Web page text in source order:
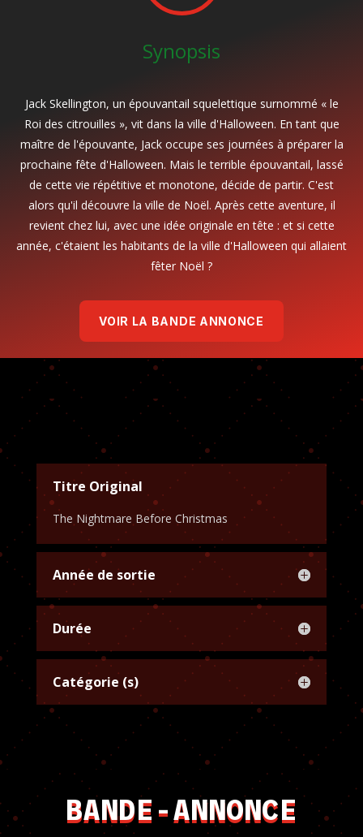
Synopsis
Jack Skellington, un épouvantail squelettique surnommé « le
Roi des citrouilles », vit dans la ville d'Halloween. En tant que
maître de l'épouvante, Jack occupe ses journées à préparer la
prochaine fête d'Halloween. Mais le terrible épouvantail, lassé
de cette vie répétitive et monotone, décide de partir. C'est
alors qu'il découvre la ville de Noël. Après cette aventure, il
revient chez lui, avec une idée originale en tête : et si cette
année, c'étaient les habitants de la ville d'Halloween qui allaient
fêter Noël ?
VOIR LA BANDE ANNONCE
Titre Original
The Nightmare Before Christmas
Année de sortie
Durée
Catégorie (s)
BANDE-ANNONCE